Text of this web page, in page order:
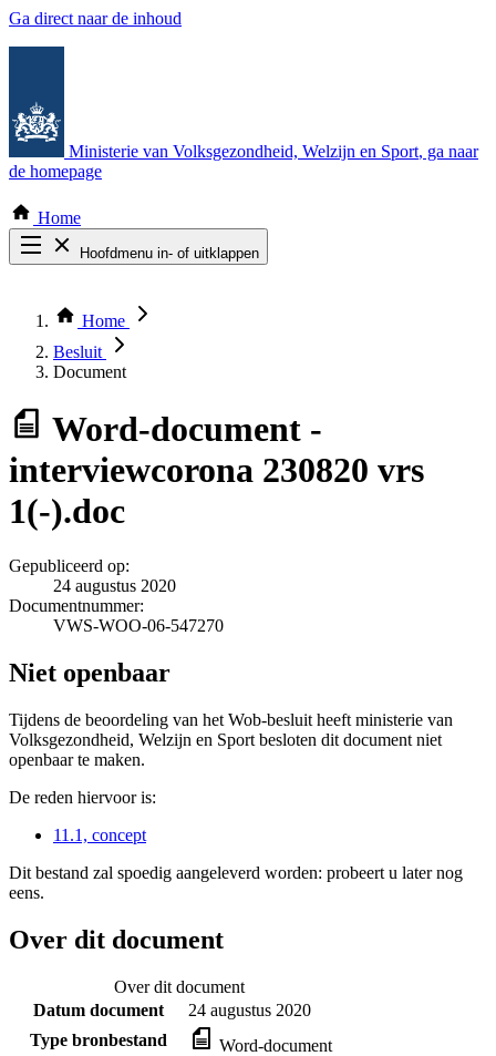
Ga direct naar de inhoud
Ministerie van Volksgezondheid, Welzijn en Sport, ga naar
de homepage
Home
Hoofdmenu in- of uitklappen
Thema COVID-19
Bekijk per bestuursorgaan
Home
Besluit
Document
Word-document -
interviewcorona 230820 vrs
1(-).doc
Gepubliceerd op:
24 augustus 2020
Documentnummer:
VWS-WOO-06-547270
Niet openbaar
Tijdens de beoordeling van het Wob-besluit heeft ministerie van
Volksgezondheid, Welzijn en Sport besloten dit document niet
openbaar te maken.
De reden hiervoor is:
11.1, concept
Dit bestand zal spoedig aangeleverd worden: probeert u later nog
eens.
Over dit document
Over dit document
Datum document
24 augustus 2020
Type bronbestand
Word-document